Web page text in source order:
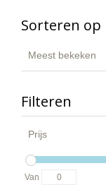
Sorteren op
Meest bekeken
Filteren
Prijs
Van